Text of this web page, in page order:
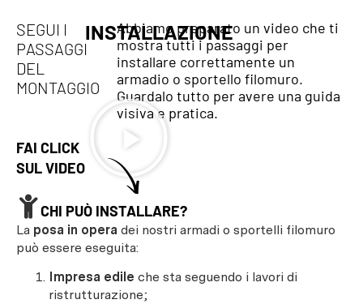
SEGUI I
PASSAGGI
DEL
MONTAGGIO
INSTALLAZIONE
Abbiamo preparato un video che ti
mostra tutti i passaggi per
installare correttamente un
armadio o sportello filomuro.
Guardalo tutto per avere una guida
visiva e pratica.
FAI CLICK
SUL VIDEO
CHI PUÒ INSTALLARE?
La posa in opera dei nostri armadi o sportelli filomuro
può essere eseguita:
Impresa edile che sta seguendo i lavori di
ristrutturazione;